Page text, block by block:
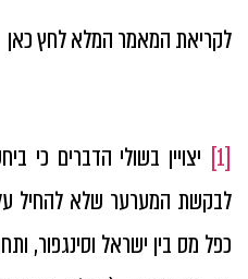
לקריאת המאמר המלא לחץ כאן
[1]
יצויין בשולי הדברים
לבקשת המערער שלא להחיל
כפל מס בין ישראל וסינגפור,